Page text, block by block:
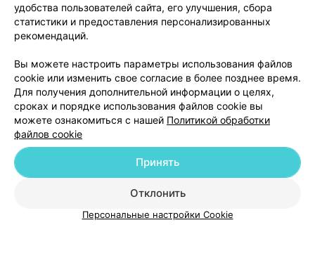
Добавить специалиста
О проекте Новости проекта
Размещение рекламы
Медицинский маркетинг
Публичный договор
Пользовательское соглашение
Способы оплаты
удобства пользователей сайта, его улучшения, сбора
статистики и предоставления персонализированных
рекомендаций.
Вы можете настроить параметры использования файлов
cookie или изменить свое согласие в более позднее время.
Для получения дополнительной информации о целях,
сроках и порядке использования файлов cookie вы
можете ознакомиться с нашей Политикой обработки
файлов cookie
Отклонить
Принять
Персональные настройки Cookie